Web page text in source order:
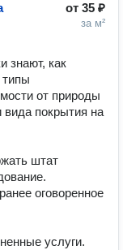
от 35 ₽
за м²
знают, как
типы
от природы
вида покрытия на
штат
оговоренное
услуги.